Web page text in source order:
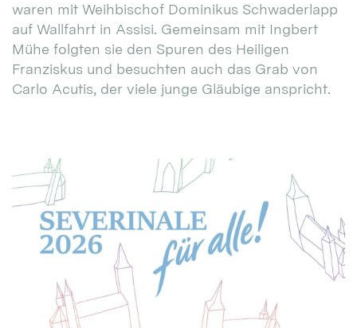
waren mit Weihbischof Dominikus Schwaderlapp
auf Wallfahrt in Assisi. Gemeinsam mit Ingbert
Mühe folgten sie den Spuren des Heiligen
Franziskus und besuchten auch das Grab von
Carlo Acutis, der viele junge Gläubige anspricht.